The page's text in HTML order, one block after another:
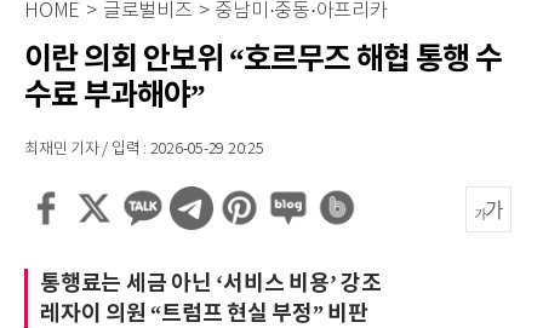
HOME > 글로벌비즈 > 중남미·중동·아프리카
이란 의회 안보위 “호르무즈 해협 통행 수
수료 부과해야”
최재민 기자 / 입력 : 2026-05-29 20:25
통행료는 세금 아닌 ‘서비스 비용’ 강조
레자이 의원 “트럼프 현실 부정” 비판